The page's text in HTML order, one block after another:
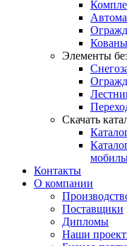
Элементы
Скачать
Контакты
О компании
Поставщики
Дипломы
Наши